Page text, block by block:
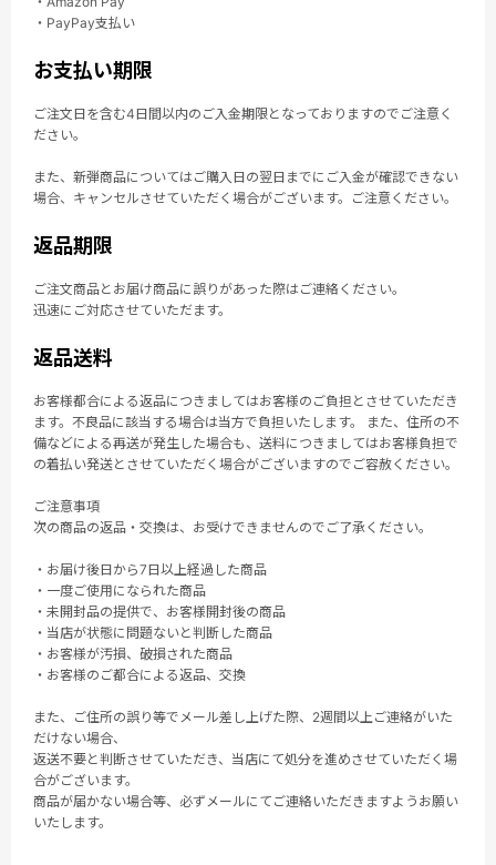
・PayPay支払い
お支払い期限
ご注文日を含む4日間以内のご入金期限となっておりますのでご注意く
ださい。
また、新弾商品についてはご購入日の翌日までにご入金が確認できない
場合、キャンセルさせていただく場合がございます。ご注意ください。
返品期限
ご注文商品とお届け商品に誤りがあった際はご連絡ください。
迅速にご対応させていただます。
返品送料
お客様都合による返品につきましてはお客様のご負担とさせていただき
ます。不良品に該当する場合は当方で負担いたします。 また、住所の不
備などによる再送が発生した場合も、送料につきましてはお客様負担で
の着払い発送とさせていただく場合がございますのでご容赦ください。
ご注意事項
次の商品の返品・交換は、お受けできませんのでご了承ください。
・お届け後日から7日以上経過した商品
・一度ご使用になられた商品
・未開封品の提供で、お客様開封後の商品
・当店が状態に問題ないと判断した商品
・お客様が汚損、破損された商品
・お客様のご都合による返品、交換
また、ご住所の誤り等でメール差し上げた際、2週間以上ご連絡がいた
だけない場合、
返送不要と判断させていただき、当店にて処分を進めさせていただく場
合がございます。
商品が届かない場合等、必ずメールにてご連絡いただきますようお願い
いたします。